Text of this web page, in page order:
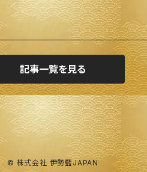
記事一覧を見る
© 株式会社 伊勢藍JAPAN